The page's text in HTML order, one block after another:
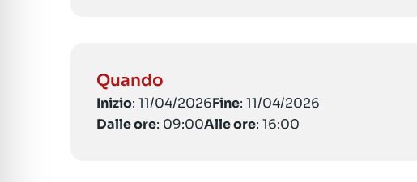
Quando
Inizio: 11/04/2026Fine: 11/04/2026
Dalle ore: 09:00Alle ore: 16:00